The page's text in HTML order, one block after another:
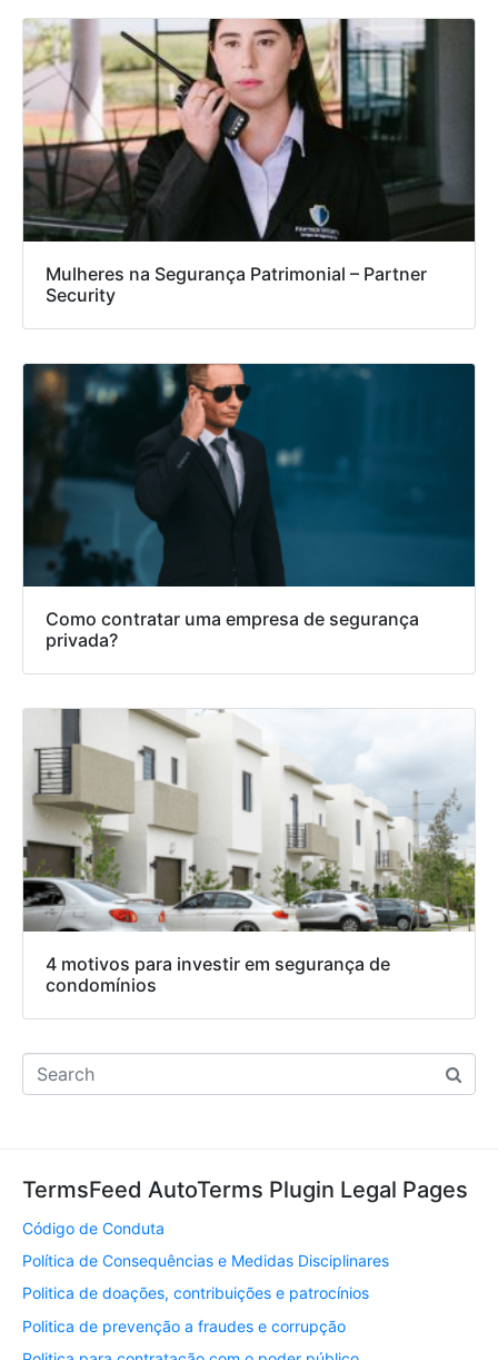
Mulheres na Segurança Patrimonial – Partner
Security
Como contratar uma empresa de segurança
privada?
4 motivos para investir em segurança de
condomínios
TermsFeed AutoTerms Plugin Legal Pages
Código de Conduta
Política de Consequências e Medidas Disciplinares
Politica de doações, contribuições e patrocínios
Politica de prevenção a fraudes e corrupção